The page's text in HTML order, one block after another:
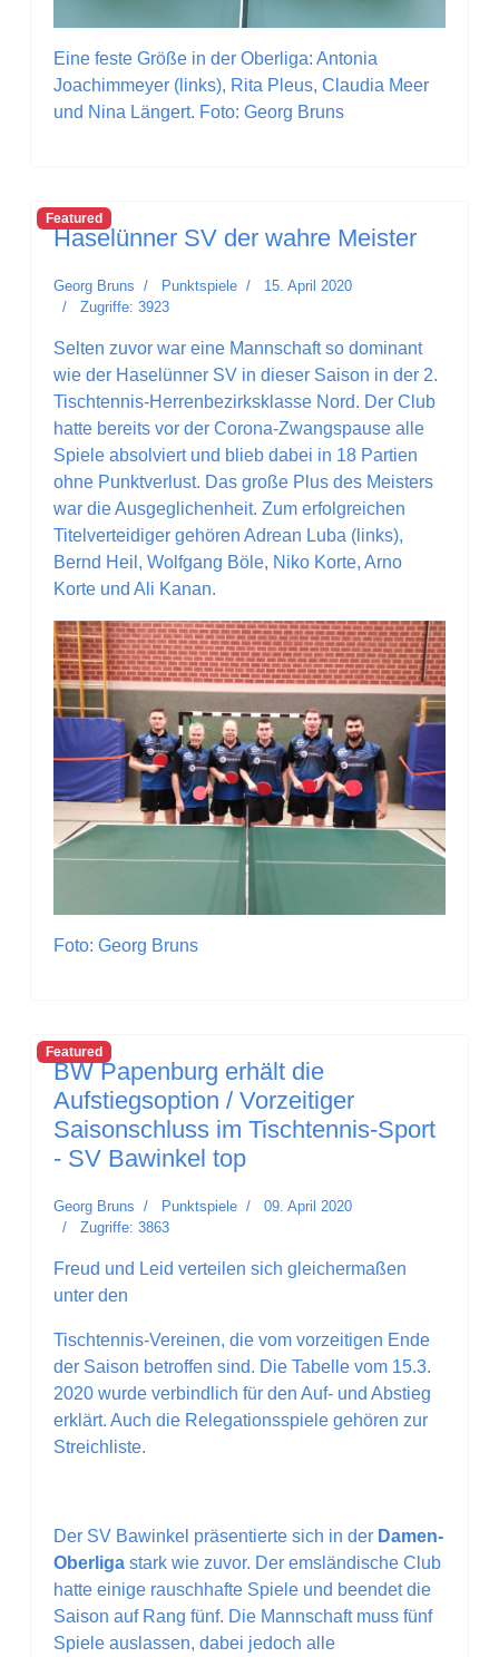
Eine feste Größe in der Oberliga: Antonia
Joachimmeyer (links), Rita Pleus, Claudia Meer
und Nina Längert. Foto: Georg Bruns
Featured
Haselünner SV der wahre Meister
Georg Bruns Punktspiele
15. April 2020
Zugriffe: 3923
Selten zuvor war eine Mannschaft so dominant
wie der Haselünner SV in dieser Saison in der 2.
Tischtennis-Herrenbezirksklasse Nord. Der Club
hatte bereits vor der Corona-Zwangspause alle
Spiele absolviert und blieb dabei in 18 Partien
ohne Punktverlust. Das große Plus des Meisters
war die Ausgeglichenheit. Zum erfolgreichen
Titelverteidiger gehören Adrean Luba (links),
Bernd Heil, Wolfgang Böle, Niko Korte, Arno
Korte und Ali Kanan.
Foto: Georg Bruns
Featured
BW Papenburg erhält die
Aufstiegsoption / Vorzeitiger
Saisonschluss im Tischtennis-Sport
- SV Bawinkel top
Georg Bruns Punktspiele
09. April 2020
Zugriffe: 3863
Freud und Leid verteilen sich gleichermaßen
unter den
Tischtennis-Vereinen, die vom vorzeitigen Ende
der Saison betroffen sind. Die Tabelle vom 15.3.
2020 wurde verbindlich für den Auf- und Abstieg
erklärt. Auch die Relegationsspiele gehören zur
Streichliste.
Der SV Bawinkel präsentierte sich in der Damen-
Oberliga stark wie zuvor. Der emsländische Club
hatte einige rauschhafte Spiele und beendet die
Saison auf Rang fünf. Die Mannschaft muss fünf
Spiele auslassen, dabei jedoch alle